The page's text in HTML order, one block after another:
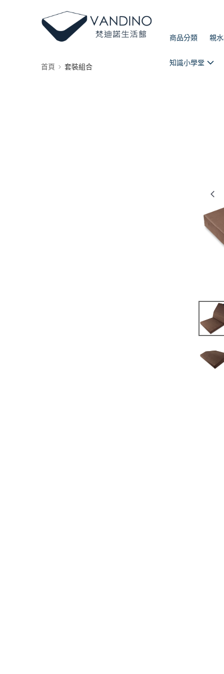
商品分類 親
知識小學堂
首頁 套裝組合